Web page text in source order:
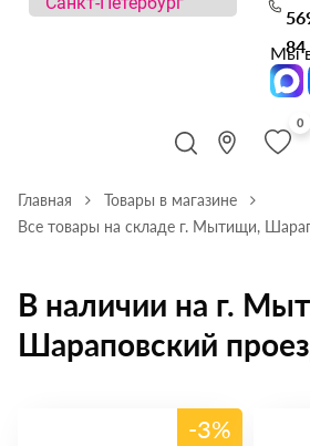
84
Мы в
0
Главная
Товары в магазине
Все товары на складе г. Мытищи,
В наличии на г.
Шараповский
-3%